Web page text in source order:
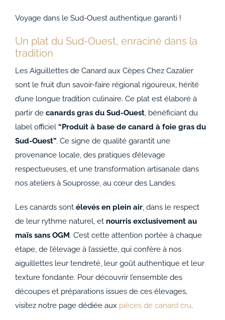
Voyage dans le Sud-Ouest authentique garanti !
Un plat du Sud-Ouest, enraciné dans la
tradition
Les Aiguillettes de Canard aux Cèpes Chez Cazalier
sont le fruit d’un savoir-faire régional rigoureux, hérité
d’une longue tradition culinaire. Ce plat est élaboré à
partir de canards gras du Sud-Ouest, bénéficiant du
label officiel “Produit à base de canard à foie gras du
Sud-Ouest”. Ce signe de qualité garantit une
provenance locale, des pratiques d’élevage
respectueuses, et une transformation artisanale dans
nos ateliers à Souprosse, au cœur des Landes.
Les canards sont élevés en plein air, dans le respect
de leur rythme naturel, et nourris exclusivement au
maïs sans OGM. C’est cette attention portée à chaque
étape, de l’élevage à l’assiette, qui confère à nos
aiguillettes leur tendreté, leur goût authentique et leur
texture fondante. Pour découvrir l’ensemble des
découpes et préparations issues de ces élevages,
visitez notre page dédiée aux pièces de canard cru.